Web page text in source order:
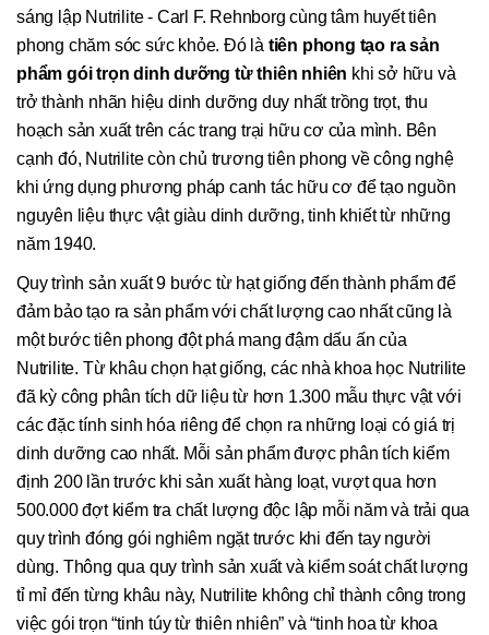
sáng lập Nutrilite - Carl F. Rehnborg cùng tâm huyết tiên
phong chăm sóc sức khỏe. Đó là tiên phong tạo ra sản
phẩm gói trọn dinh dưỡng từ thiên nhiên khi sở hữu và
trở thành nhãn hiệu dinh dưỡng duy nhất trồng trọt, thu
hoạch sản xuất trên các trang trại hữu cơ của mình. Bên
cạnh đó, Nutrilite còn chủ trương tiên phong về công nghệ
khi ứng dụng phương pháp canh tác hữu cơ để tạo nguồn
nguyên liệu thực vật giàu dinh dưỡng, tinh khiết từ những
năm 1940.
Quy trình sản xuất 9 bước từ hạt giống đến thành phẩm để
đảm bảo tạo ra sản phẩm với chất lượng cao nhất cũng là
một bước tiên phong đột phá mang đậm dấu ấn của
Nutrilite. Từ khâu chọn hạt giống, các nhà khoa học Nutrilite
đã kỳ công phân tích dữ liệu từ hơn 1.300 mẫu thực vật với
các đặc tính sinh hóa riêng để chọn ra những loại có giá trị
dinh dưỡng cao nhất. Mỗi sản phẩm được phân tích kiểm
định 200 lần trước khi sản xuất hàng loạt, vượt qua hơn
500.000 đợt kiểm tra chất lượng độc lập mỗi năm và trải qua
quy trình đóng gói nghiêm ngặt trước khi đến tay người
dùng. Thông qua quy trình sản xuất và kiểm soát chất lượng
tỉ mỉ đến từng khâu này, Nutrilite không chỉ thành công trong
việc gói trọn “tinh túy từ thiên nhiên” và “tinh hoa từ khoa